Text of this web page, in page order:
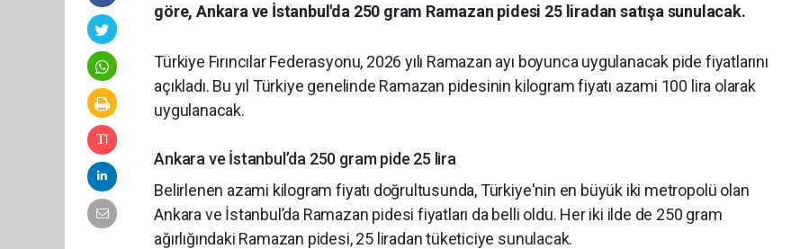
göre, Ankara ve İstanbul'da 250 gram Ramazan pidesi 25 liradan satışa sunulacak.
Türkiye Fırıncılar Federasyonu, 2026 yılı Ramazan ayı boyunca uygulanacak pide fiyatlarını
açıkladı. Bu yıl Türkiye genelinde Ramazan pidesinin kilogram fiyatı azami 100 lira olarak
uygulanacak.
Ankara ve İstanbul’da 250 gram pide 25 lira
Belirlenen azami kilogram fiyatı doğrultusunda, Türkiye'nin en büyük iki metropolü olan
Ankara ve İstanbul’da Ramazan pidesi fiyatları da belli oldu. Her iki ilde de 250 gram
ağırlığındaki Ramazan pidesi, 25 liradan tüketiciye sunulacak.